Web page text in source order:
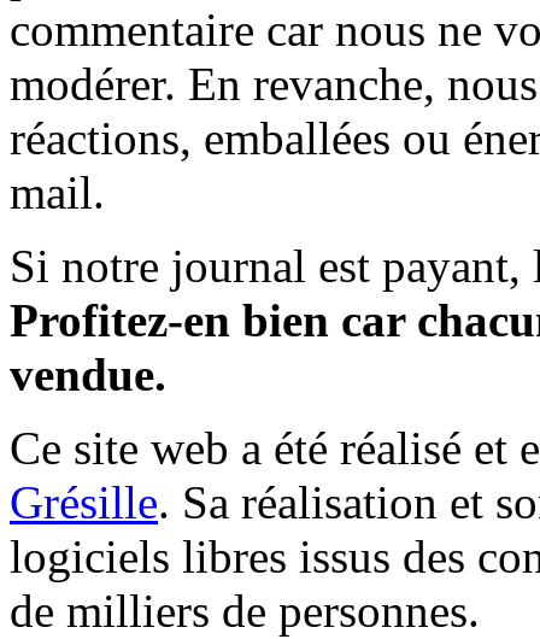
commentaire car nous ne
modérer. En revanche,
réactions, emballées ou
mail.
Si notre journal est payant,
Profitez-en bien car
vendue.
Ce site web a été réalisé et
Grésille. Sa réalisation et
logiciels libres issus des
de milliers de personnes.